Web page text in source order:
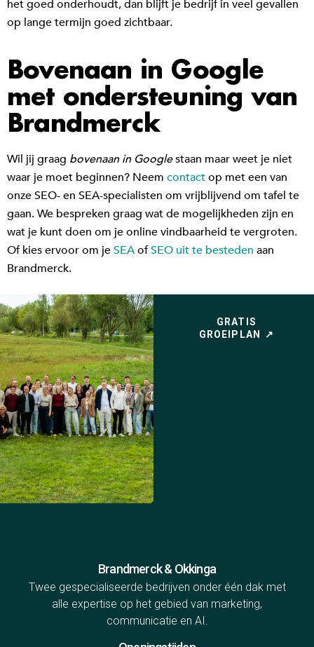
het goed onderhoudt, dan blijft je bedrijf in veel gevallen
op lange termijn goed zichtbaar.
Bovenaan in Google
met ondersteuning van
Brandmerck
Wil jij graag bovenaan in Googlestaan maar weet je niet
waar je moet beginnen? Neem contactop met een van
onze SEO- en SEA-specialisten om vrijblijvend om tafel te
gaan. We bespreken graag wat de mogelijkheden zijn en
wat je kunt doen om je online vindbaarheid te vergroten.
Of kies ervoor om jeSEAofSEO uit te besteden aan
Brandmerck.
GRATIS
GROEIPLAN
Brandmerck & Okkinga
Twee gespecialiseerde bedrijven onder één dak met
alle expertise op het gebied van marketing,
communicatie en AI.